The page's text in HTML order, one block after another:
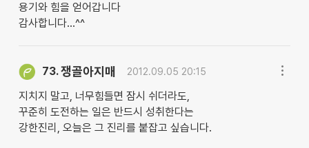
용기와 힘을 얻어갑니다
감사합니다...^^
73.쟁골아지매 2012.09.05 20:15
지치지 말고, 너무힘들면 잠시 쉬더라도,
꾸준히 도전하는 일은 반드시 성취한다는
강한진리, 오늘은 그 진리를 붙잡고 싶습니다.